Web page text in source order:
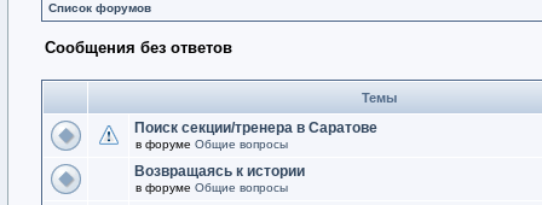
Список форумов
Сообщения без ответов
Темы
Поиск секции/тренера в Саратове
в форуме Общие вопросы
Возвращаясь к истории
в форуме Общие вопросы